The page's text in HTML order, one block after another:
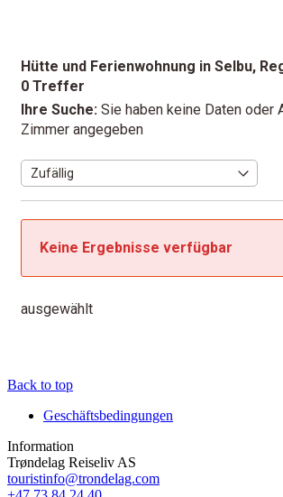
Hütte und Ferienwohnung in Selbu,
0 Treffer
Ihre Suche: Sie haben keine Daten oder
Zimmer angegeben
Schließen
Keine Ergebnisse verfügbar
ausgewählt
Back to top
Geschäftsbedingungen
Information
Trøndelag Reiseliv AS
touristinfo@trondelag.com